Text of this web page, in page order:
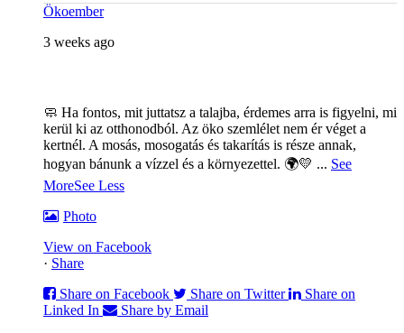
Ökoember
3 weeks ago
🧼 Ha fontos, mit juttatsz a talajba, érdemes arra is figyelni, mi
kerül ki az otthonodból. Az öko szemlélet nem ér véget a
kertnél. A mosás, mosogatás és takarítás is része annak,
hogyan bánunk a vízzel és a környezettel. 🌍💛 ... See
MoreSee Less
Photo
View on Facebook
· Share
Share on Facebook
Share on Twitter
Share on
Linked In
Share by Email